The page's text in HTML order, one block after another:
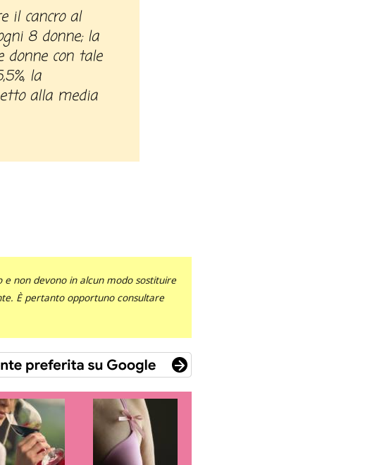
8 donne; la
donne con tale
la
alla media
non devono in alcun modo sostituire
È pertanto opportuno consultare